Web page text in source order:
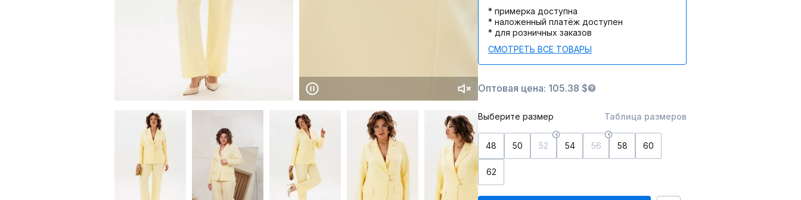
* примерка доступна
* наложенный платёж доступен
* для розничных заказов
СМОТРЕТЬ ВСЕ ТОВАРЫ
Оптовая цена: 105.38 $
Выберите размер Таблица размеров
48 50 52 54 56 58 60
62